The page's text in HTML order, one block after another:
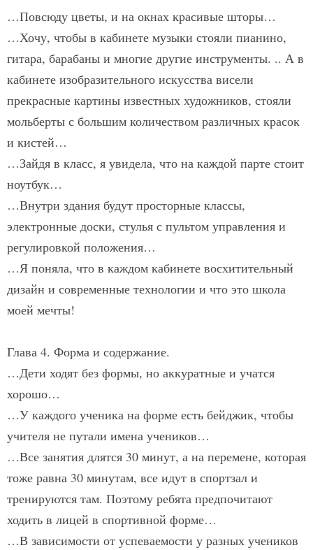
…Повсюду цветы, и на окнах красивые шторы…
…Хочу, чтобы в кабинете музыки стояли пианино,
гитара, барабаны и многие другие инструменты. .. А в
кабинете изобразительного искусства висели
прекрасные картины известных художников, стояли
мольберты с большим количеством различных красок
и кистей…
…Зайдя в класс, я увидела, что на каждой парте стоит
ноутбук…
…Внутри здания будут просторные классы,
электронные доски, стулья с пультом управления и
регулировкой положения…
…Я поняла, что в каждом кабинете восхитительный
дизайн и современные технологии и что это школа
моей мечты!
Глава 4. Форма и содержание.
…Дети ходят без формы, но аккуратные и учатся
хорошо…
…У каждого ученика на форме есть бейджик, чтобы
учителя не путали имена учеников…
…Все занятия длятся 30 минут, а на перемене, которая
тоже равна 30 минутам, все идут в спортзал и
тренируются там. Поэтому ребята предпочитают
ходить в лицей в спортивной форме…
…В зависимости от успеваемости у разных учеников